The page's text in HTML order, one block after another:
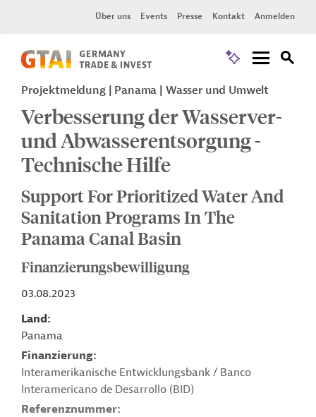
Über uns Events Presse Kontakt Anmelden
Projektmeldung Panama Wasser und Umwelt
Verbesserung der Wasserver-
und Abwasserentsorgung -
Technische Hilfe
Support For Prioritized Water And
Sanitation Programs In The
Panama Canal Basin
Finanzierungsbewilligung
03.08.2023
Land
Panama
Finanzierung
Interamerikanische Entwicklungsbank / Banco
Interamericano de Desarrollo (BID)
Referenznummer